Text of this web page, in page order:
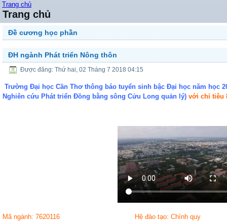
Trang chủ
Trang chủ
Đề cương học phần
ĐH ngành Phát triển Nông thôn
Được đăng: Thứ hai, 02 Tháng 7 2018 04:15
Trường Đại học Cần Thơ thông báo tuyển sinh bậc Đại học năm học
Nghiên cứu Phát triển Đồng bằng sông Cửu Long quản lý) với chỉ tiêu
Mã ngành: 7620116 Hệ đào tạo: Chính quy